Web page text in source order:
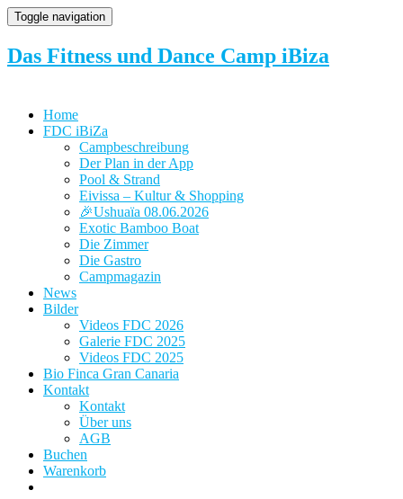
Toggle navigation
Das Fitness und Dance Camp iBiza
Home
FDC iBiZa
Campbeschreibung
Der Plan in der App
Pool & Strand
Eivissa – Kultur & Shopping
🎉Ushuaïa 08.06.2026
Exotic Bamboo Boat
Die Zimmer
Die Gastro
Campmagazin
News
Bilder
Videos FDC 2026
Galerie FDC 2025
Videos FDC 2025
Bio Finca Gran Canaria
Kontakt
Kontakt
Über uns
AGB
Buchen
Warenkorb